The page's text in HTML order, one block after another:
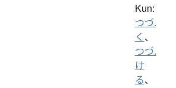
Kun:
つづ.
く 、
つづ.
け
る、